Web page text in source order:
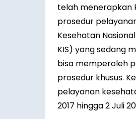
telah menerapkan
prosedur
Kesehatan
KIS) yang sedang
bisa memperoleh
prosedur khusus.
pelayanan
2017 hingga 2 Juli